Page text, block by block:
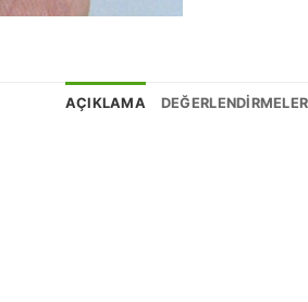
AÇIKLAMA